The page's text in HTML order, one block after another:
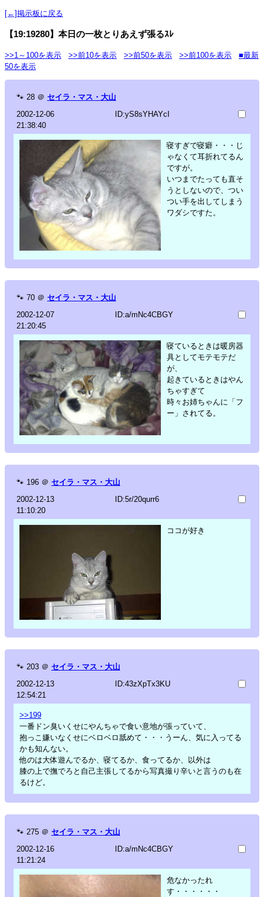
[←]掲示板に戻る
【19:19280】本日の一枚とりあえず張るｽﾚ
>>1～100を表示 >>前10を表示 >>前50を表示 >>前100を表示
■最新
50を表示
🐾 28 ＠ セイラ・マス・大山
2002-12-06
21:38:40
ID:yS8sYHAYcI
寝すぎで寝癖・・・じ
ゃなくて耳折れてるん
ですが。
いつまでたっても直そ
うとしないので、つい
つい手を出してしまう
ワダシですた。
🐾 70 ＠ セイラ・マス・大山
2002-12-07
21:20:45
ID:a/mNc4CBGY
寝ているときは暖房器
具としてモテモテだ
が、
起きているときはやん
ちゃすぎて
時々お姉ちゃんに「フ
ー」されてる。
🐾 196 ＠ セイラ・マス・大山
2002-12-13
11:10:20
ID:5r/20qurr6
ココが好き
🐾 203 ＠ セイラ・マス・大山
2002-12-13
12:54:21
ID:43zXpTx3KU
>>199
一番ドン臭いくせにやんちゃで食い意地が張っていて、
抱っこ嫌いなくせにベロベロ舐めて・・・うーん、気に入ってる
かも知んない。
他のは大体遊んでるか、寝てるか、食ってるか、以外は
膝の上で撫でろと自己主張してるから写真撮り辛いと言うのも在
るけど。
🐾 275 ＠ セイラ・マス・大山
2002-12-16
11:21:24
ID:a/mNc4CBGY
危なかったれ
す・・・・・・